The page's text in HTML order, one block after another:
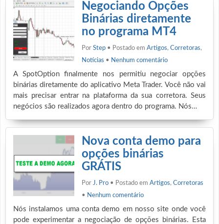
Negociando Opções
Binárias diretamente
no programa MT4
Por Step • Postado em Artigos, Corretoras,
Notícias • Nenhum comentário
A SpotOption finalmente nos permitiu negociar opções
binárias diretamente do aplicativo Meta Trader. Você não vai
mais precisar entrar na plataforma da sua corretora. Seus
negócios são realizados agora dentro do programa. Nós…
Nova conta demo para
opções binárias
GRÁTIS
Por J. Pro • Postado em Artigos, Corretoras
• Nenhum comentário
Nós instalamos uma conta demo em nosso site onde você
pode experimentar a negociação de opções binárias. Esta